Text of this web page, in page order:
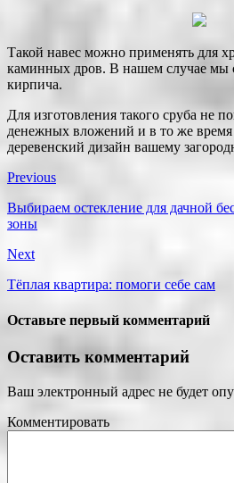
Такой навес можно применять для
каминных дров. В нашем случае мы
кирпича.
Для изготовления такого сруба не
денежных вложений и в то же
деревенский дизайн вашему
Previous
Выбираем остекление для дачной
зоны
Next
Тёплая квартира: помоги себе сам
Оставьте первый комментарий
Оставить комментарий
Ваш электронный адрес не будет
Комментировать